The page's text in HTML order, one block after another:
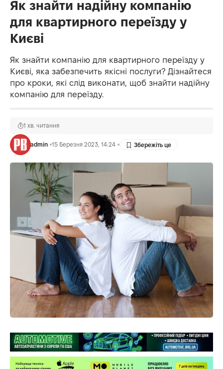
Як знайти надійну компанію
для квартирного переїзду у
Києві
Як знайти компанію для квартирного переїзду у
Києві, яка забезпечить якісні послуги? Дізнайтеся
про кроки, які слід виконати, щоб знайти надійну
компанію для переїзду.
admin 15 Березня 2023, 14:24
1 хв. читання